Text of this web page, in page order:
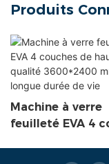
Produits
Machine à verre
feuilleté EVA 4